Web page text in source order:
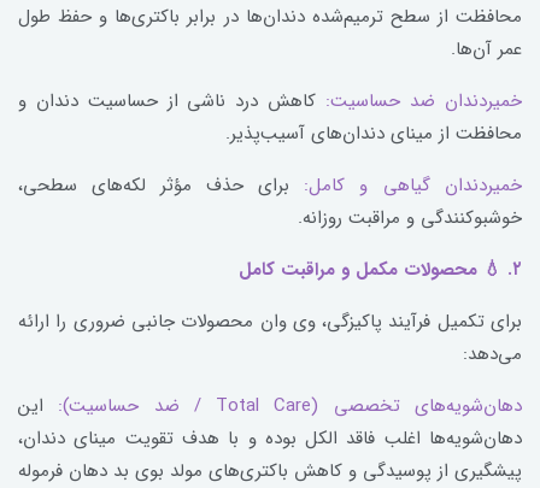
محافظت از سطح ترمیم‌شده دندان‌ها در برابر باکتری‌ها و حفظ طول
عمر آن‌ها.
خمیردندان ضد حساسیت: کاهش درد ناشی از حساسیت دندان و
محافظت از مینای دندان‌های آسیب‌پذیر.
خمیردندان گیاهی و کامل: برای حذف مؤثر لکه‌های سطحی،
خوشبوکنندگی و مراقبت روزانه.
۲. 💧 محصولات مکمل و مراقبت کامل
برای تکمیل فرآیند پاکیزگی، وی وان محصولات جانبی ضروری را ارائه
می‌دهد:
دهان‌شویه‌های تخصصی (Total Care / ضد حساسیت):
این
دهان‌شویه‌ها اغلب فاقد الکل بوده و با هدف تقویت مینای دندان،
پیشگیری از پوسیدگی و کاهش باکتری‌های مولد بوی بد دهان فرموله